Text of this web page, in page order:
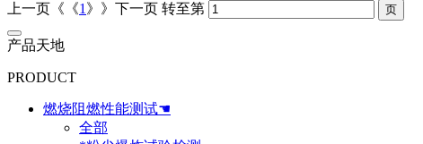
上一页《《1 》》下一页 转至第
产品天地
PRODUCT
燃烧阻燃性能测试☚
全部